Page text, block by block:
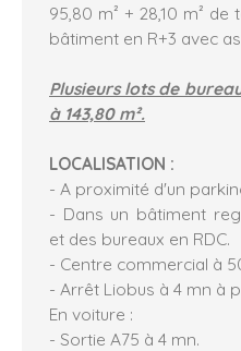
95,80 m² + 28,10 m²
bâtiment en R+3 avec
Plusieurs lots de
à 143,80 m².
LOCALISATION :
- A proximité d'un
- Dans un bâtiment
et des bureaux en RDC.
- Centre commercial à
- Arrêt Liobus à 4 mn à
En voiture :
- Sortie A75 à 4 mn.